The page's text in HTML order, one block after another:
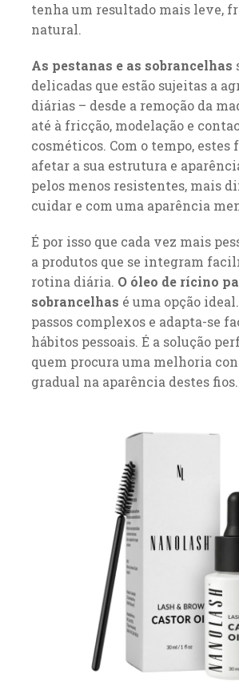
tenha um resultado mais leve,
natural.
As pestanas e as sobrancelhas
delicadas que estão sujeitas a
diárias – desde a remoção da
até à fricção, modelação e
cosméticos. Com o tempo, estes
afetar a sua estrutura e
pelos menos resistentes, mais
cuidar e com uma aparência
É por isso que cada vez mais
a produtos que se integram
rotina diária. O óleo de rícino
sobrancelhas é uma opção
passos complexos e adapta-se
hábitos pessoais. É a solução
quem procura uma melhoria
gradual na aparência destes fios.